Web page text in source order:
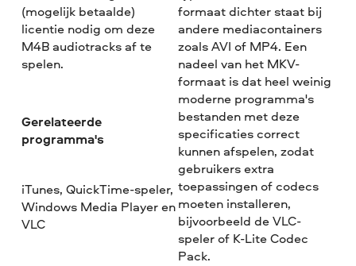
(mogelijk betaalde)
licentie nodig om deze
M4B audiotracks af te
spelen.
Gerelateerde
programma's
iTunes, QuickTime-speler,
Windows Media Player en
VLC
formaat dichter staat bij
andere mediacontainers
zoals AVI of MP4. Een
nadeel van het MKV-
formaat is dat heel weinig
moderne programma's
bestanden met deze
specificaties correct
kunnen afspelen, zodat
gebruikers extra
toepassingen of codecs
moeten installeren,
bijvoorbeeld de VLC-
speler of K-Lite Codec
Pack.